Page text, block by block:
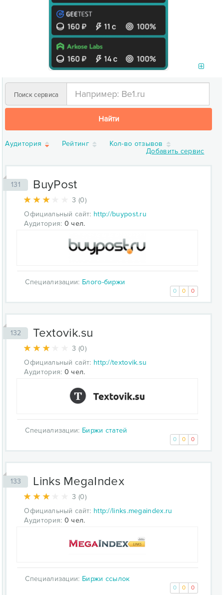
Поиск сервиса
Найти
Аудитория Рейтинг
Кол-во отзывов
Добавить сервис
131 BuyPost
3 (0)
Официальный сайт: http://buypost.ru
Аудитория: 0 чел.
Специализации: Блого-биржи
0 0 0
132 Textovik.su
3 (0)
Официальный сайт: http://textovik.su
Аудитория: 0 чел.
Специализации: Биржи статей
0 0 0
133 Links MegaIndex
3 (0)
Официальный сайт: http://links.megaindex.ru
Аудитория: 0 чел.
Специализации: Биржи ссылок
0 0 0